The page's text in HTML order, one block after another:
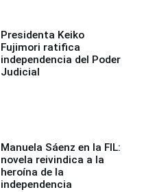
Presidenta Keiko
Fujimori ratifica
independencia del Poder
Judicial
Manuela Sáenz en la FIL:
novela reivindica a la
heroína de la
independencia